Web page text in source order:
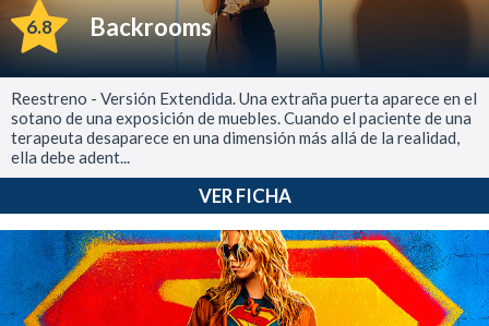
6.8 Backrooms
Reestreno - Versión Extendida. Una extraña puerta aparece en el
sotano de una exposición de muebles. Cuando el paciente de una
terapeuta desaparece en una dimensión más allá de la realidad,
ella debe adent...
VER FICHA